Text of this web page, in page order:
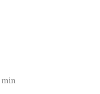
min